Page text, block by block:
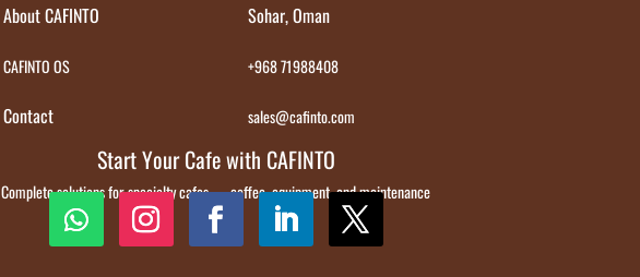
Sohar, Oman
+968 71988408
sales@cafinto.com
About CAFINTO
CAFINTO OS
Contact
Start Your Cafe with CAFINTO
Complete solutions for specialty cafes — coffee, equipment, and maintenance